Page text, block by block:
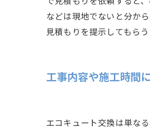
などは現地でないと分か
見積もりを提示してもら
工事内容や施工時間
エコキュート交換は単な